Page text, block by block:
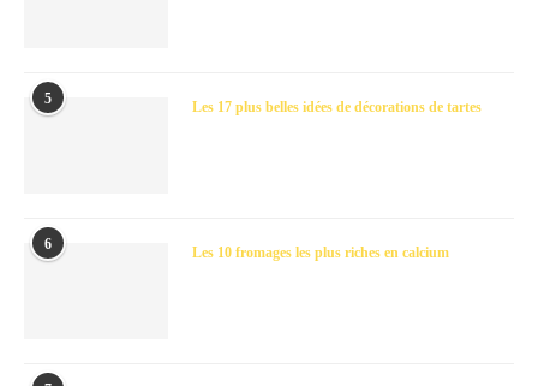
5 Les 17 plus belles idées de décorations de tartes
6 Les 10 fromages les plus riches en calcium